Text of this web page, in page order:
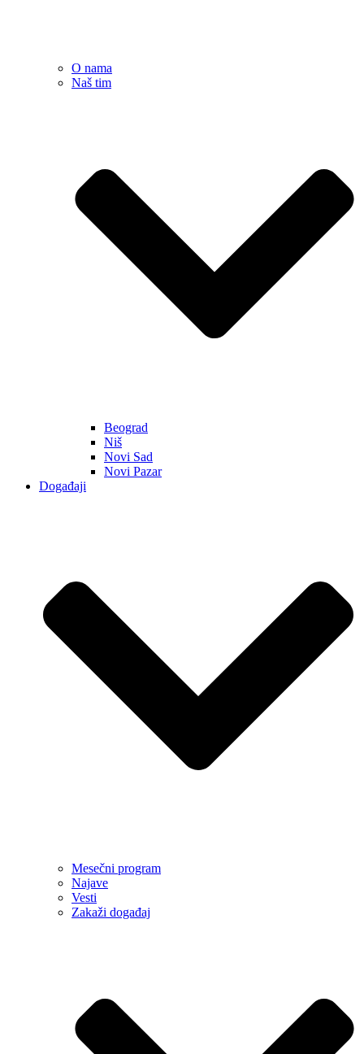
O nama
Naš tim
Beograd
Niš
Novi Sad
Novi Pazar
Događaji
Mesečni program
Najave
Vesti
Zakaži događaj